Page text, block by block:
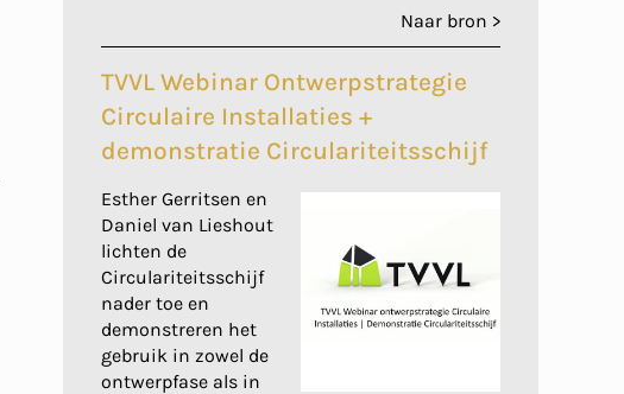
Naar bron >
TVVL Webinar Ontwerpstrategie
Circulaire Installaties +
demonstratie Circulariteitsschijf
Esther Gerritsen en
Daniel van Lieshout
lichten de
Circulariteitsschijf
nader toe en
demonstreren het
gebruik in zowel de
ontwerpfase als in